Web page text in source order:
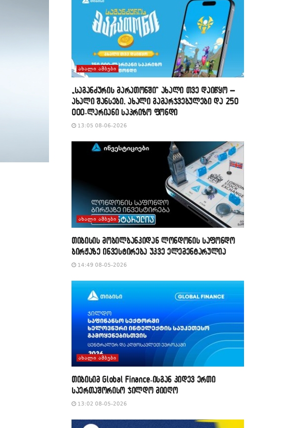
ᲐᲮᲐᲚᲘ ᲐᲛᲑᲔᲑᲘ
„საგანძურის მარათონში“ ახალი თვე დაიწყო –
ახალი შანსები, ახალი გამარჯვებულები და 250
000-ლარიანი საპრიზო ფონდი
13:05 08-06-2026
ᲐᲮᲐᲚᲘ ᲐᲛᲑᲔᲑᲘ
თიბისის მობილბანკიდან ლონდონის საფონდო
ბირჟაზე ინვესტირება უკვე ელემენტარულია
14:49 08-05-2026
ᲐᲮᲐᲚᲘ ᲐᲛᲑᲔᲑᲘ
თიბისიმ Global Finance-ისგან კიდევ ერთი
საერთაშორისო ჯილდო მიიღო
13:02 08-05-2026